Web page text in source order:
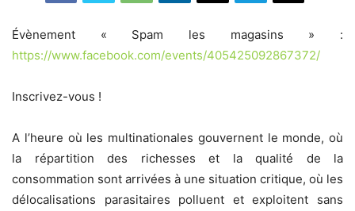
Évènement « Spam les magasins » :
https://www.facebook.com/events/405425092867372/
Inscrivez-vous !
A l’heure où les multinationales gouvernent le monde, où
la répartition des richesses et la qualité de la
consommation sont arrivées à une situation critique, où les
délocalisations parasitaires polluent et exploitent sans